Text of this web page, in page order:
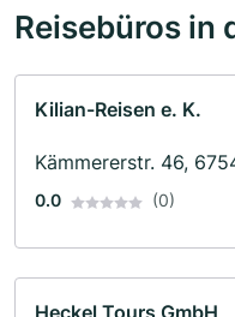
Reisebüros in
Kilian-Reisen e. K.
Kämmererstr. 46,
0.0 (0)